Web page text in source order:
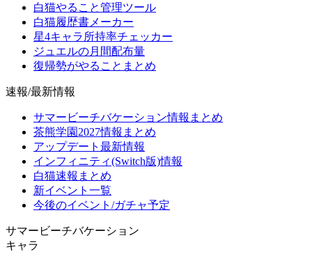
白猫やること管理ツール
白猫履歴書メーカー
星4キャラ所持率チェッカー
ジュエルの月間配布量
復帰勢がやることまとめ
速報/最新情報
サマービーチバケーション情報まとめ
茶熊学園2027情報まとめ
アップデート最新情報
インフィニティ(Switch版)情報
白猫速報まとめ
新イベント一覧
今後のイベント/ガチャ予定
サマービーチバケーション
キャラ